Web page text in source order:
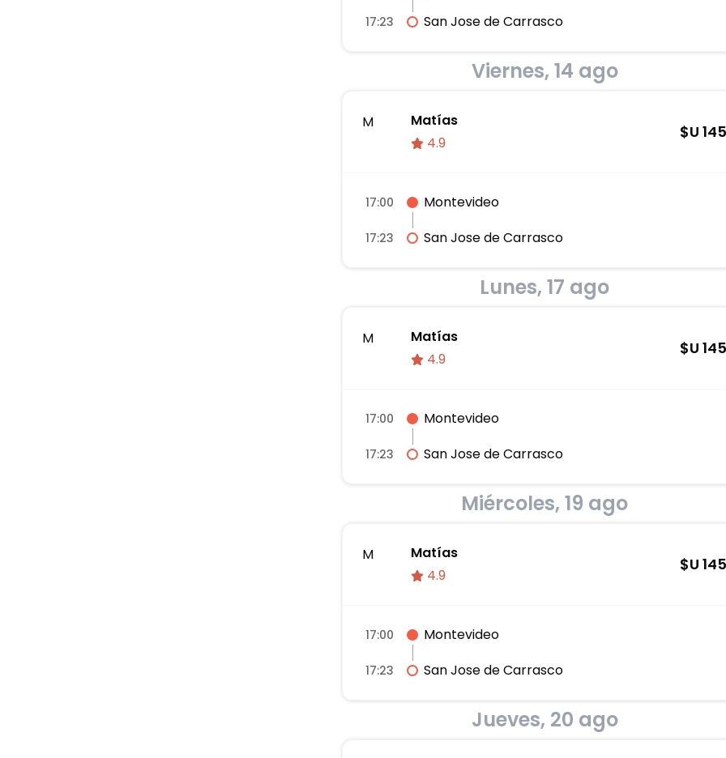
17:23 San Jose de Carrasco
Viernes, 14 ago
M
Matías
4.9
$U 145
17:00 Montevideo
17:23 San Jose de Carrasco
Lunes, 17 ago
M
Matías
4.9
$U 145
17:00 Montevideo
17:23 San Jose de Carrasco
Miércoles, 19 ago
M
Matías
4.9
$U 145
17:00 Montevideo
17:23 San Jose de Carrasco
Jueves, 20 ago